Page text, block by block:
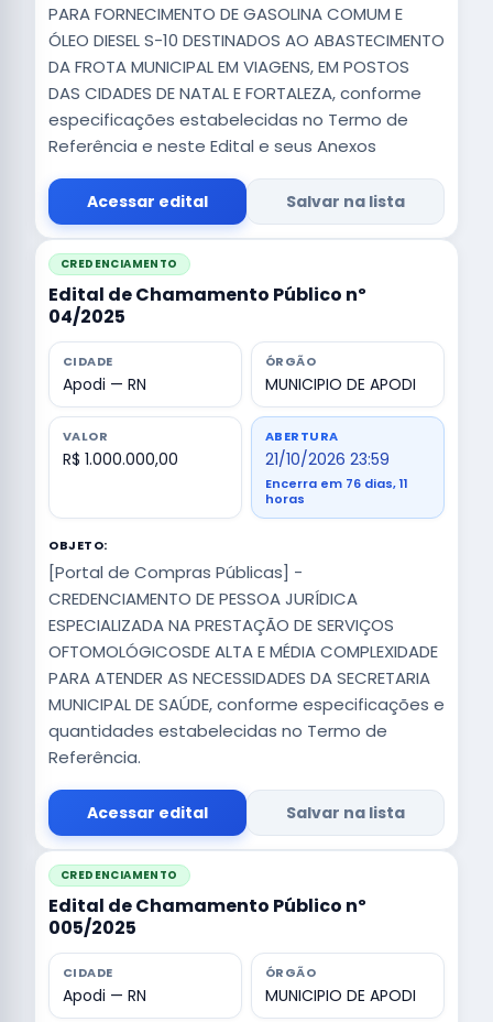
PARA FORNECIMENTO DE GASOLINA COMUM E
ÓLEO DIESEL S-10 DESTINADOS AO ABASTECIMENTO
DA FROTA MUNICIPAL EM VIAGENS, EM POSTOS
DAS CIDADES DE NATAL E FORTALEZA, conforme
especificações estabelecidas no Termo de
Referência e neste Edital e seus Anexos
Acessar edital Salvar na lista
CREDENCIAMENTO
Edital de Chamamento Público nº
04/2025
CIDADE
Apodi — RN
ÓRGÃO
MUNICIPIO DE APODI
VALOR
R$ 1.000.000,00
ABERTURA
21/10/2026 23:59
Encerra em 76 dias, 11
horas
OBJETO:
[Portal de Compras Públicas] -
CREDENCIAMENTO DE PESSOA JURÍDICA
ESPECIALIZADA NA PRESTAÇÃO DE SERVIÇOS
OFTOMOLÓGICOSDE ALTA E MÉDIA COMPLEXIDADE
PARA ATENDER AS NECESSIDADES DA SECRETARIA
MUNICIPAL DE SAÚDE, conforme especificações e
quantidades estabelecidas no Termo de
Referência.
Acessar edital Salvar na lista
CREDENCIAMENTO
Edital de Chamamento Público nº
005/2025
CIDADE
Apodi — RN
ÓRGÃO
MUNICIPIO DE APODI